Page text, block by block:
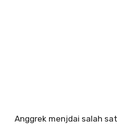
Anggrek menjdai salah